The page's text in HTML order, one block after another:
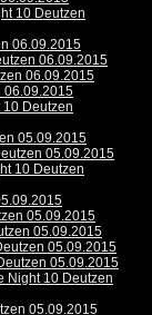
10 Deutzen
06.09.2015
06.09.2015
06.09.2015
06.09.2015
Deutzen
05.09.2015
05.09.2015
10 Deutzen
05.09.2015
05.09.2015
05.09.2015
05.09.2015
Night 10 Deutzen
05.09.2015